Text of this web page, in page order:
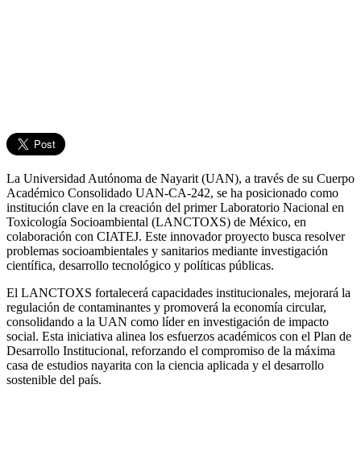
La Universidad Autónoma de Nayarit (UAN), a través de su Cuerpo
Académico Consolidado UAN-CA-242, se ha posicionado como
institución clave en la creación del primer Laboratorio Nacional en
Toxicología Socioambiental (LANCTOXS) de México, en
colaboración con CIATEJ. Este innovador proyecto busca resolver
problemas socioambientales y sanitarios mediante investigación
científica, desarrollo tecnológico y políticas públicas.
El LANCTOXS fortalecerá capacidades institucionales, mejorará la
regulación de contaminantes y promoverá la economía circular,
consolidando a la UAN como líder en investigación de impacto
social. Esta iniciativa alinea los esfuerzos académicos con el Plan de
Desarrollo Institucional, reforzando el compromiso de la máxima
casa de estudios nayarita con la ciencia aplicada y el desarrollo
sostenible del país.